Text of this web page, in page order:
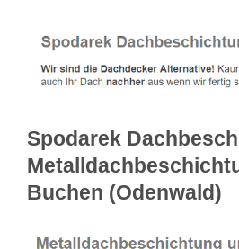
Spodarek
Buchen (Odenwald)